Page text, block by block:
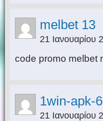
melbet 13
21 Ιανουαρίου
code promo melbet
1win-apk-
21 Ιανουαρίου